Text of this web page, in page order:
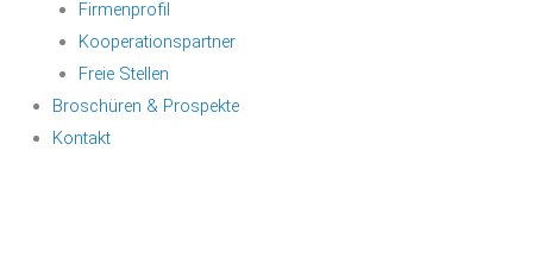
Firmenprofil
Kooperationspartner
Freie Stellen
Broschüren & Prospekte
Kontakt